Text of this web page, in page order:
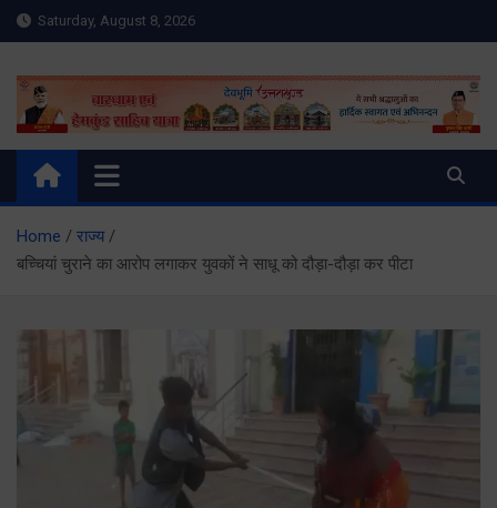
Skip
to
Saturday, August 8, 2026
Meru Raibar | Uttarakhand
News | Uttarkashi News
meruraibar.com
Home
राज्य
बच्चियां चुराने का आरोप लगाकर युवकों ने साधू को दौड़ा-दौड़ा कर पीटा